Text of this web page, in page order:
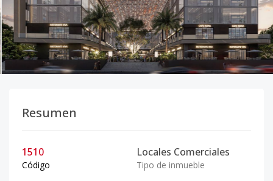
Resumen
1510
Código
Locales Comerciales
Tipo de inmueble